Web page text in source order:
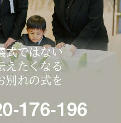
式ではない
えたくなる
別れの式を
176-196